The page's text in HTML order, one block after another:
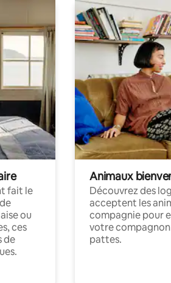
fait le
ou
ces
de
Animaux
Découvrez des
acceptent les
compagnie pour
votre
pattes.